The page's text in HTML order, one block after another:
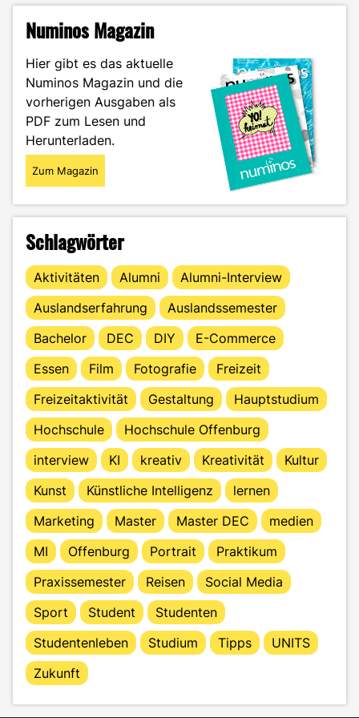
Numinos Magazin
Hier gibt es das aktuelle
Numinos Magazin und die
vorherigen Ausgaben als
PDF zum Lesen und
Herunterladen.
Zum Magazin
Schlagwörter
Aktivitäten Alumni
Alumni-Interview
Auslandserfahrung
Auslandssemester
Bachelor
DEC DIY
E-Commerce
Essen
Film Fotografie
Freizeit
Freizeitaktivität
Gestaltung
Hauptstudium
Hochschule
Hochschule Offenburg
interview
KI kreativ Kreativität
Kultur
Kunst
Künstliche Intelligenz
lernen
Marketing
Master Master DEC
medien
MI
Offenburg Portrait
Praktikum
Praxissemester
Reisen
Social Media
Sport
Student
Studenten
Studentenleben
Studium Tipps
UNITS
Zukunft